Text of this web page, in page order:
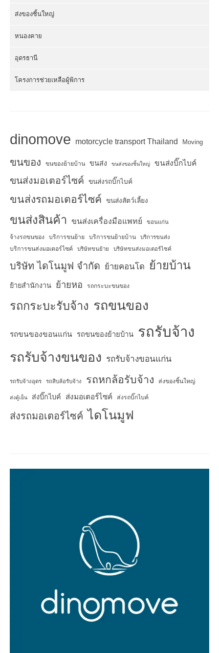
ส่งของชิ้นใหญ่
หนองคาย
อุดรธานี
โครงการช่วยเหลือผู้พิการ
dinomove motorcycle transport Thailand Moving
ขนของ ขนของย้ายบ้าน ขนส่ง ขนส่งของชิ้นใหญ่ ขนส่งบิ๊กไบค์
ขนส่งมอเตอร์ไซค์ ขนส่งรถบิ๊กไบค์
ขนส่งรถมอเตอร์ไซค์ ขนส่งสัตว์เลี้ยง
ขนส่งสินค้า ขนส่งเครื่องมือแพทย์ ขอนแก่น
จ้างรถขนของ บริการขนย้าย บริการขนย้ายบ้าน บริการขนส่ง
บริการขนส่งมอเตอร์ไซค์ บริษัทขนย้าย บริษัทขนส่งมอเตอร์ไซค์
บริษัท ไดโนมูฟ จำกัด ย้ายคอนโด ย้ายบ้าน
ย้ายสำนักงาน ย้ายหอ รถกระบะขนของ
รถกระบะรับจ้าง รถขนของ
รถขนของขอนแก่น รถขนของย้ายบ้าน รถรับจ้าง
รถรับจ้างขนของ รถรับจ้างขอนแก่น
รถรับจ้างอุดร รถสิบล้อรับจ้าง รถหกล้อรับจ้าง ส่งของชิ้นใหญ่
ส่งตู้เย็น ส่งบิ๊กไบค์ ส่งมอเตอร์ไซค์ ส่งรถบิ๊กไบค์
ส่งรถมอเตอร์ไซค์ ไดโนมูฟ